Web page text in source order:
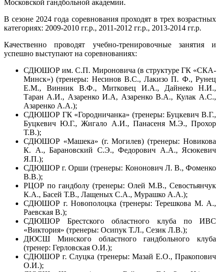
Московской гандбольной академии.
В сезоне 2024 года соревнования проходят в трех возрастных
категориях: 2009-2010 гг.р., 2011-2012 гг.р., 2013-2014 гг.р.
Качественно проводят учебно-тренировочные занятия и
успешно выступают на соревнованиях:
СДЮШОР им. С.П. Мироновича (в структуре ГК «СКА-
Минск») (тренеры: Несинов В.С., Лакизо П. Ф., Рунец
Е.М., Винник В.Ф., Митковец И.А., Дайнеко Н.И.,
Таран А.И., Азаренко И.А, Азаренко В.А., Кулак А.С.,
Азаренко А.А.);
СДЮШОР ГК «Городничанка» (тренеры: Буцкевич В.Г.,
Буцкевич Ю.Г., Жигало А.И., Панасеня М.Э., Прохор
Т.В.);
СДЮШОР «Машека» (г. Могилев) (тренеры: Новикова
К. А., Барановский С.Э., Федорович А.А., Ясюкевич
Я.П.);
СДЮШОР г. Орши (тренеры: Кононович Л. В., Фоменко
В.В.);
РЦОР по гандболу (тренеры: Олей М.В., Севостьянчук
К.А., Басей Т.В., Лащеных С.А., Мурашко А.А.);
СДЮШОР г. Новополоцка (тренеры: Терешкова М. А.,
Раевская В.);
СДЮШОР Брестского областного клуба по ИВС
«Виктория» (тренеры: Осипук Т.Л., Сезик Л.В.);
ДЮСШ Минского областного гандбольного клуба
(тренер: Герловская О.И.);
СДЮШОР г. Слуцка (тренеры: Мазай Е.О., Пракопович
О.И.);